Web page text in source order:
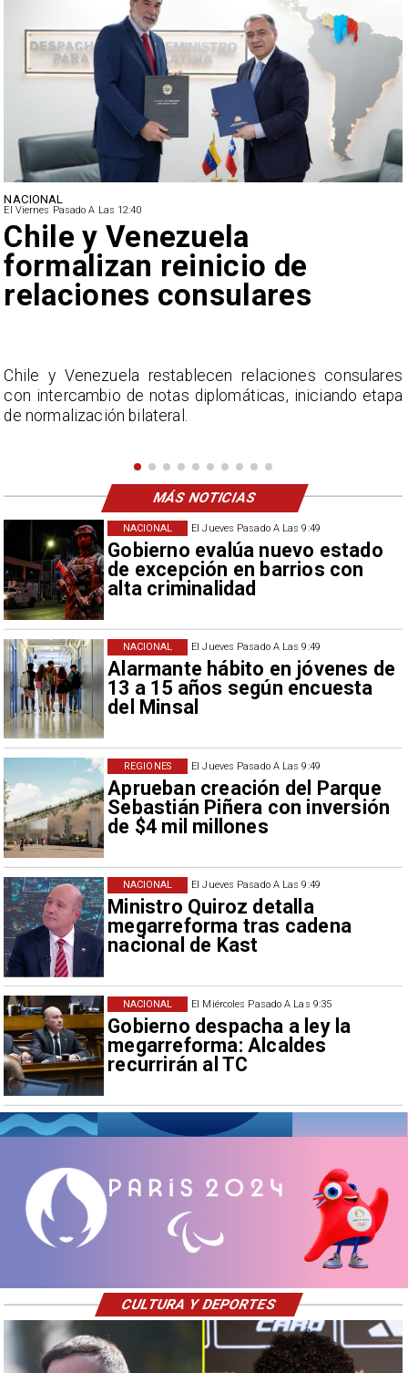
El Jueves Pasado A Las 9:49
Gobierno evalúa nuevo estado
de excepción en barrios con
alta criminalidad
NACIONAL
El Jueves Pasado A Las 9:49
Alarmante hábito en jóvenes de
13 a 15 años según encuesta
del Minsal
NACIONAL
El Jueves Pasado A Las 9:49
Aprueban creación del Parque
Sebastián Piñera con inversión
de $4 mil millones
REGIONES
El Jueves Pasado A Las 9:49
Ministro Quiroz detalla
megarreforma tras cadena
nacional de Kast
NACIONAL
El Miércoles Pasado A Las 9:35
Gobierno despacha a ley la
megarreforma: Alcaldes
recurrirán al TC
NACIONAL
NACIONAL
El Viernes Pasado A Las 12:40
Feriantes rechazan dichos
de Camila Flores sobre
Fabiola Campillai
La Confederación Nacional de Ferias Libres (ASOF)
considera inaceptable que se refieran a Fabiola
Campillai como 'señora de feria', expresión utilizada
MÁS NOTICIAS
CULTURA Y DEPORTES